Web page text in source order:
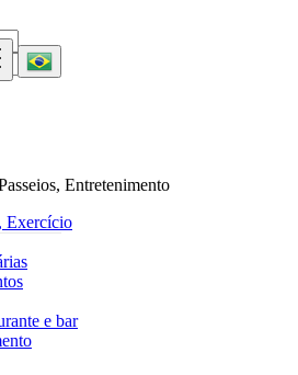
Entretenimento
Exercício
e bar